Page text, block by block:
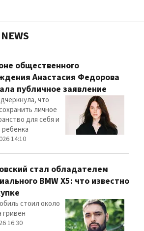
общественного
Анастасия Федорова
публичное заявление
что
личное
для себя и
ребенка
14:10
стал обладателем
BMW X5: что известно
стоил около
гривен
16:30